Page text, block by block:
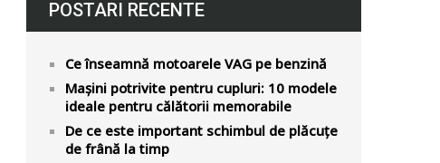
POSTARI RECENTE
Ce înseamnă motoarele VAG pe benzină
Mașini potrivite pentru cupluri: 10 modele
ideale pentru călătorii memorabile
De ce este important schimbul de plăcuțe
de frână la timp